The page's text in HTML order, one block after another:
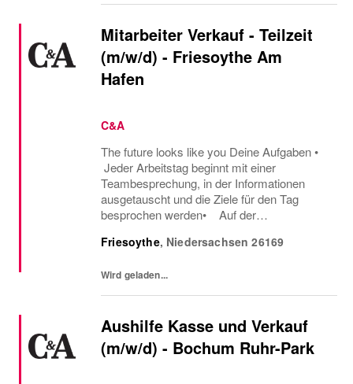
Mitarbeiter Verkauf - Teilzeit
(m/w/d) - Friesoythe Am
Hafen
C&A
The future looks like you Deine Aufgaben •
Jeder Arbeitstag beginnt mit einer
Teambesprechung, in der Informationen
ausgetauscht und die Ziele für den Tag
besprochen werden• Auf der
Kunden und beantwortest ihre Fragen• Du
Friesoythe, Niedersachsen 26169
Wird geladen...
Aushilfe Kasse und Verkauf
(m/w/d) - Bochum Ruhr-Park